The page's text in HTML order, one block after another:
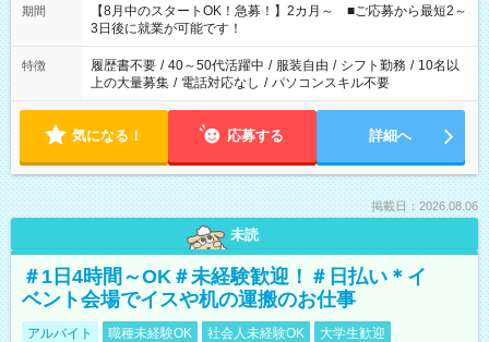
「できれば残業はしたくない」 など、ご希望を教えてください
ね。 ※Wワーク希望の方へ 今ご覧のお仕事で希望する勤務時間
と、もう1つのお仕事の勤務時間。 合計で週40時間を超える場
合は応募できません。
期間
【8月中のスタートOK！急募！】2カ月～ ■ご応募から最短2～
3日後に就業が可能です！
特徴 履歴書不要 / 40～50代活躍中 / 服装自由 / シフト勤務 / 10名以
上の大量募集 / 電話対応なし / パソコンスキル不要
気になる！ 応募する 詳細へ
掲載日：2026.08.06
未読
＃1日4時間～OK＃未経験歓迎！＃日払い＊イ
ベント会場でイスや机の運搬のお仕事
アルバイト 職種未経験OK 社会人未経験OK
大学生歓迎